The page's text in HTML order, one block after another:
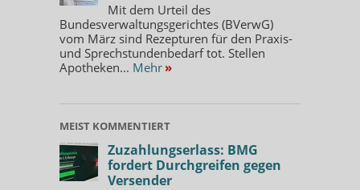
Mit dem Urteil des
Bundesverwaltungsgerichtes (BVerwG)
vom März sind Rezepturen für den Praxis-
und Sprechstundenbedarf tot. Stellen
Apotheken... Mehr »
MEIST KOMMENTIERT
Zuzahlungserlass: BMG
fordert Durchgreifen gegen
Versender